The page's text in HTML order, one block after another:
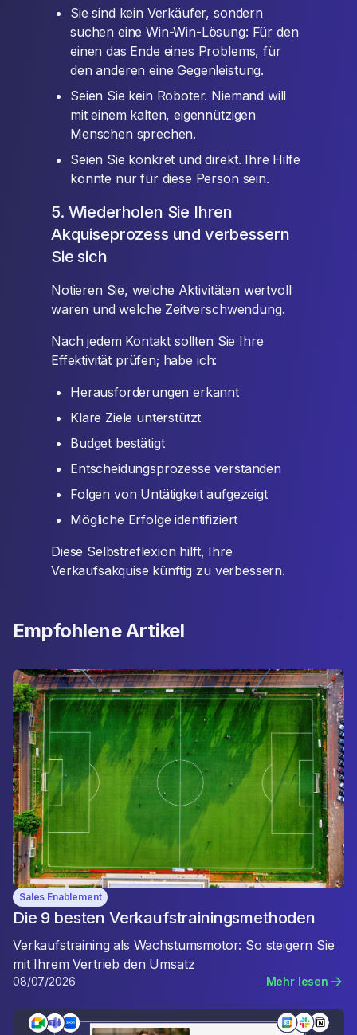
Sie sind kein Verkäufer, sondern
suchen eine Win-Win-Lösung: Für den
einen das Ende eines Problems, für
den anderen eine Gegenleistung.
Seien Sie kein Roboter. Niemand will
mit einem kalten, eigennützigen
Menschen sprechen.
Seien Sie konkret und direkt. Ihre Hilfe
könnte nur für diese Person sein.
5. Wiederholen Sie Ihren
Akquiseprozess und verbessern
Sie sich
Notieren Sie, welche Aktivitäten wertvoll
waren und welche Zeitverschwendung.
Nach jedem Kontakt sollten Sie Ihre
Effektivität prüfen; habe ich:
Herausforderungen erkannt
Klare Ziele unterstützt
Budget bestätigt
Entscheidungsprozesse verstanden
Folgen von Untätigkeit aufgezeigt
Mögliche Erfolge identifiziert
Diese Selbstreflexion hilft, Ihre
Verkaufsakquise künftig zu verbessern.
Empfohlene Artikel
Sales Enablement
Die 9 besten Verkaufstrainingsmethoden
Verkaufstraining als Wachstumsmotor: So steigern Sie
mit Ihrem Vertrieb den Umsatz
08/07/2026 Mehr lesen